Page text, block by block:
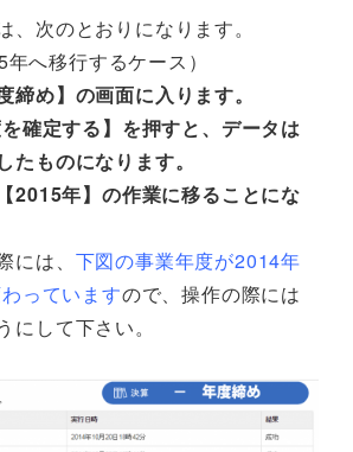
、次のとおりになります。
へ移行するケース）
締め】の画面に入ります。
確定する】を押すと、データは
たものになります。
2015年】の作業に移ることにな
には、 下図の事業年度が2014年
っていますので、操作の際には
にして下さい。